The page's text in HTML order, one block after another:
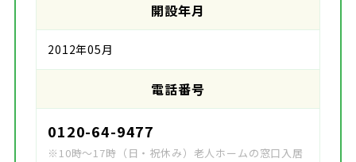
開設年月
2012年05月
電話番号
0120-64-9477
※10時～17時（日・祝休み）老人ホームの窓口入居